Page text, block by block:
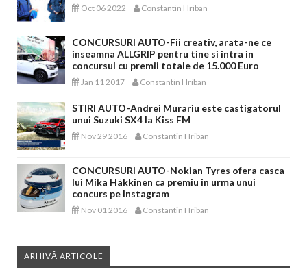
Oct 06 2022 - Constantin Hriban
CONCURSURI AUTO-Fii creativ, arata-ne ce
inseamna ALLGRIP pentru tine si intra in
concursul cu premii totale de 15.000 Euro
Jan 11 2017 - Constantin Hriban
STIRI AUTO-Andrei Murariu este castigatorul
unui Suzuki SX4 la Kiss FM
Nov 29 2016 - Constantin Hriban
CONCURSURI AUTO-Nokian Tyres ofera casca
lui Mika Häkkinen ca premiu in urma unui
concurs pe Instagram
Nov 01 2016 - Constantin Hriban
ARHIVĂ ARTICOLE